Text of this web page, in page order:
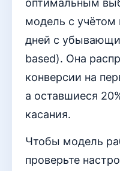
модель с учётом
дней с
based). Она
конверсии на
а оставшиеся
касания.
Чтобы модель
проверьте